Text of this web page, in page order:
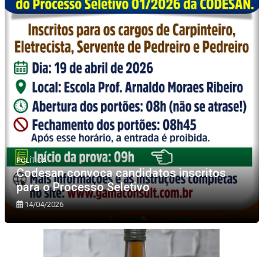
POLÍTICA
Codesan convoca candidatos inscritos
para o Processo Seletivo
14/04/2026